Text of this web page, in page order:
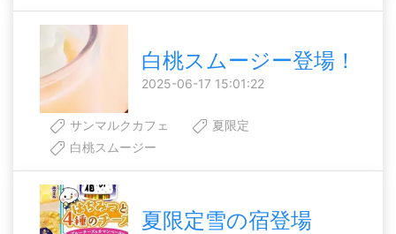
白桃スムージー登場！
2025-06-17 15:01:22
サンマルクカフェ
夏限定
白桃スムージー
夏限定雪の宿登場